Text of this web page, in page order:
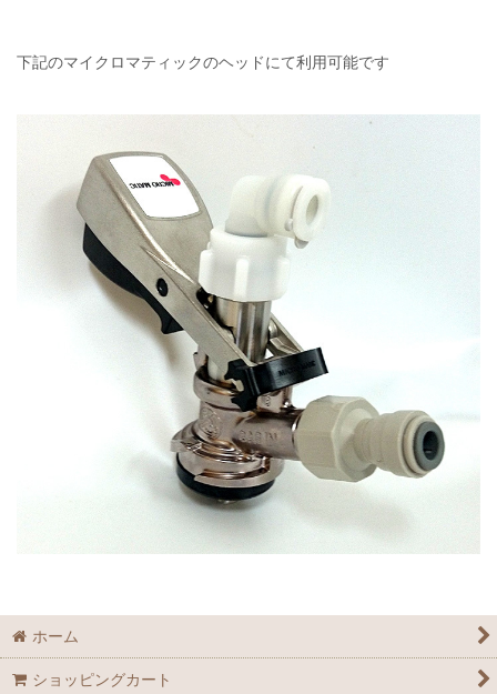
下記のマイクロマティックのヘッドにて利用可能です
ホーム
ショッピングカート